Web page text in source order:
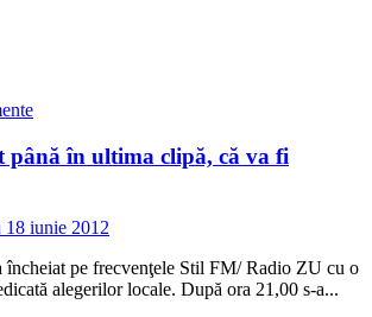
până în ultima clipă, că va fi
18 iunie 2012
încheiat pe frecvenţele Stil FM/ Radio ZU cu o
alegerilor locale. După ora 21,00 s-a...